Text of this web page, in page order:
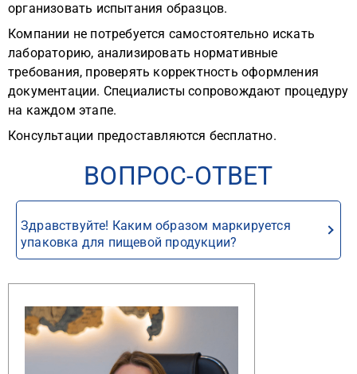
организовать испытания образцов.
Компании не потребуется самостоятельно искать
лабораторию, анализировать нормативные
требования, проверять корректность оформления
документации. Специалисты сопровождают процедуру
на каждом этапе.
Консультации предоставляются бесплатно.
ВОПРОС-ОТВЕТ
Здравствуйте! Каким образом маркируется
упаковка для пищевой продукции?